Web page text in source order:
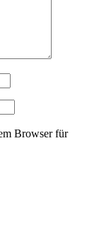
Browser für